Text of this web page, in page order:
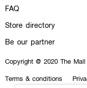
FAQ
Store directory
Be our partner
Copyright @ 2020 The
Terms & conditions